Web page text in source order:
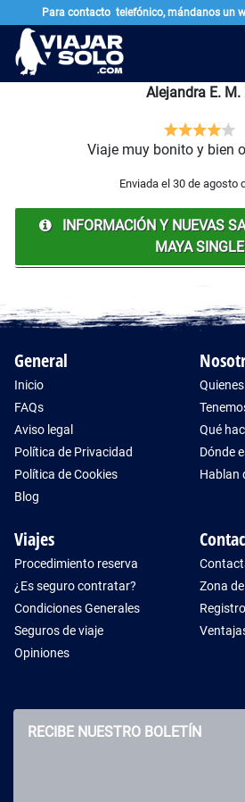
Ir al contenido principal
Alejandra E. M.
Viaje muy bonito y bien
Enviada el 30 de agosto
INFORMACIÓN Y NUEVAS
MAYA SINGLE
General
Inicio
FAQs
Aviso legal
Política de Privacidad
Política de Cookies
Blog
Qué
Dónde
Hablan
Viajes
Procedimiento reserva
¿Es seguro contratar?
Condiciones Generales
Seguros de viaje
Opiniones
Zona
Registro
RECIBE NUESTRO BOLETÍN
Para contacto telefónico, mándanos un